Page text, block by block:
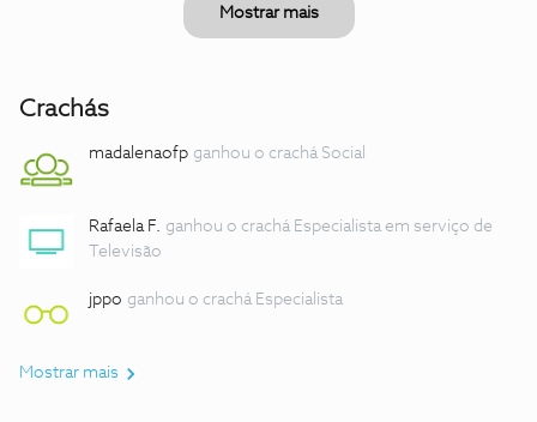
Mostrar mais
Crachás
madalenaofp ganhou o crachá Social
Rafaela F. ganhou o crachá Especialista em serviço de
Televisão
jppo ganhou o crachá Especialista
Mostrar mais